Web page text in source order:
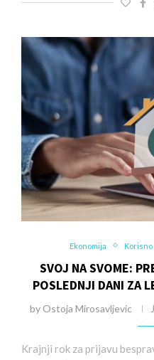
Ekonomija Korisno
SVOJ NA SVOME:
POSLEDNJI DANI ZA
by Ostoja Mirosavljevic
Krajnji rok za prijavu